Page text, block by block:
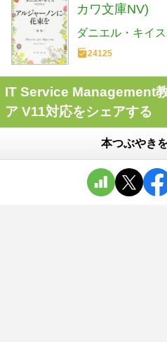
カワ文庫NV)
ダニエル・キイス
24125
IT Service Management
ア V11対応をシェアする
本つぶやき